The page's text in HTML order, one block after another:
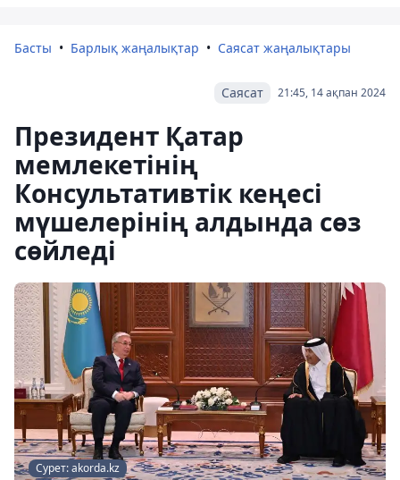
Басты Барлық жаңалықтар Саясат жаңалықтары
21:45, 14 ақпан 2024
Саясат
Президент Қатар
мемлекетінің
Консультативтік кеңесі
мүшелерінің алдында сөз
сөйледі
Сурет: akorda.kz